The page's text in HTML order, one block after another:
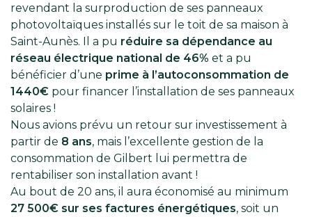
revendant la surproduction de ses panneaux
photovoltaïques installés sur le toit de sa maison à
Saint-Aunès. Il a pu réduire sa dépendance au
réseau électrique national de 46% et a pu
bénéficier d’une prime à l’autoconsommation de
1440€ pour financer l’installation de ses panneaux
solaires !
Nous avions prévu un retour sur investissement à
partir de 8 ans, mais l’excellente gestion de la
consommation de Gilbert lui permettra de
rentabiliser son installation avant !
Au bout de 20 ans, il aura économisé au minimum
27 500€ sur ses factures énergétiques, soit un